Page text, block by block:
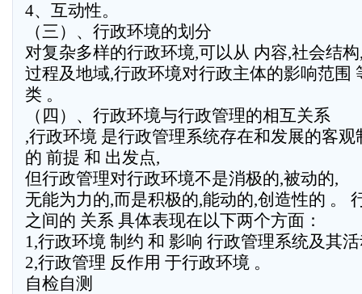
4、互动性。
（三）、行政环境的划分
对复杂多样的行政环境,可以从 内容,社会结
过程及地域,行政环境对行政主体的影响范围
类 。
（四）、行政环境与行政管理的相互关系
,行政环境 是行政管理系统存在和发展的客
的 前提 和 出发点,
但行政管理对行政环境不是消极的,被动的,
无能为力的,而是积极的,能动的,创造性的 。
之间的 关系 具体表现在以下两个方面：
1,行政环境 制约 和 影响 行政管理系统及其
2,行政管理 反作用 于行政环境 。
自检自测